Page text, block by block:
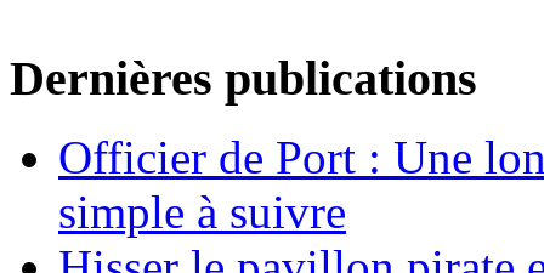
Dernières publications
Officier de Port : Une
simple à suivre